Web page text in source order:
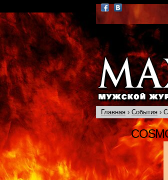
Главная › События ›